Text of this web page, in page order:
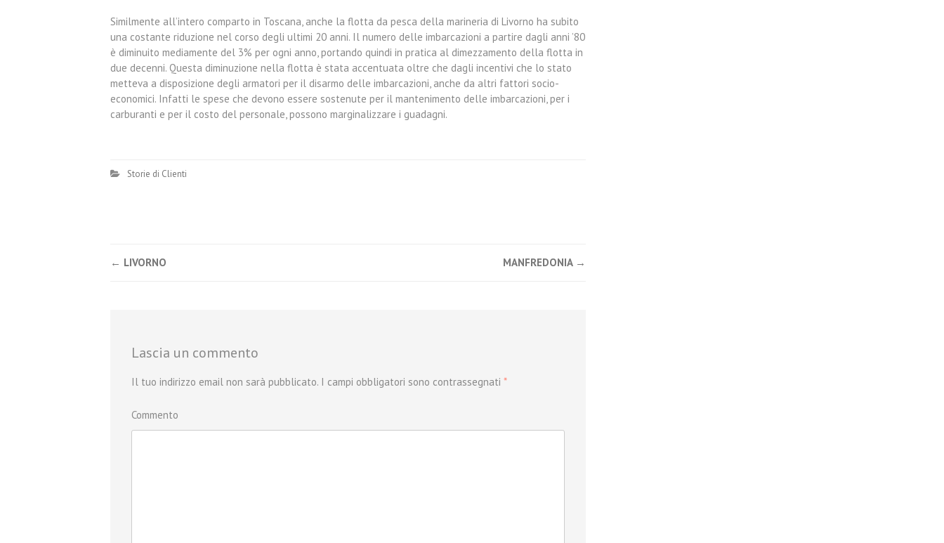
Similmente all’intero comparto in Toscana, anche la flotta da pesca della marineria di Livorno ha subito
una costante riduzione nel corso degli ultimi 20 anni. Il numero delle imbarcazioni a partire dagli anni ’80
è diminuito mediamente del 3% per ogni anno, portando quindi in pratica al dimezzamento della flotta in
due decenni. Questa diminuzione nella flotta è stata accentuata oltre che dagli incentivi che lo stato
metteva a disposizione degli armatori per il disarmo delle imbarcazioni, anche da altri fattori socio-
economici. Infatti le spese che devono essere sostenute per il mantenimento delle imbarcazioni, per i
carburanti e per il costo del personale, possono marginalizzare i guadagni.
Storie di Clienti
← LIVORNO MANFREDONIA →
Lascia un commento
Il tuo indirizzo email non sarà pubblicato. I campi obbligatori sono contrassegnati *
Commento